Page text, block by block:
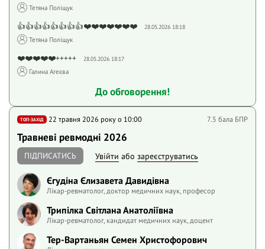
Тетяна Поліщук
👍👍👍👍👍👍👍👍❤️❤️❤️❤️❤️❤️❤️ 28.05.2026 18:18
Тетяна Поліщук
❤️❤️❤️❤️❤️+++++ 28.05.2026 18:17
Галина Агеєва
До обговорення!
ТОП-ЗАХІД 22 травня 2026 року o 10:00 7.5 бала БПР
Травневі ревмодні 2026
ПІДПИСАТИСЬ Увійти або зареєструватись
Єгудіна Єлизавета Давидівна
Лікар-ревматолог, доктор медичних наук, професор
Трипілка Світлана Анатоліївна
Лікар-ревматолог, кандидат медичних наук, доцент
Тер-Вартаньян Семен Христофорович